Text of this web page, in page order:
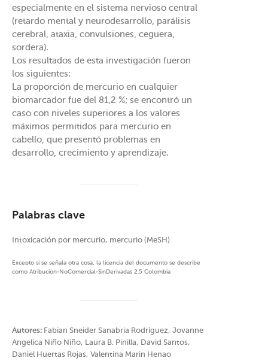
especialmente en el sistema nervioso central
(retardo mental y neurodesarrollo, parálisis
cerebral, ataxia, convulsiones, ceguera,
sordera).
Los resultados de esta investigación fueron
los siguientes:
La proporción de mercurio en cualquier
biomarcador fue del 81,2 %; se encontró un
caso con niveles superiores a los valores
máximos permitidos para mercurio en
cabello, que presentó problemas en
desarrollo, crecimiento y aprendizaje.
Palabras clave
Intoxicación por mercurio, mercurio (MeSH)
Excepto si se señala otra cosa, la licencia del documento se describe
como Atribución-NoComercial-SinDerivadas 2.5 Colombia
Autores: Fabian Sneider Sanabria Rodríguez, Jovanne
Angelica Niño Niño, Laura B. Pinilla, David Santos,
Daniel Huertas Rojas, Valentina Marin Henao